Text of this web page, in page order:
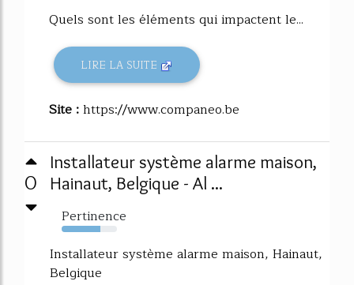
Quels sont les éléments qui impactent le...
LIRE LA SUITE
Site :https://www.companeo.be
0
Installateur système alarme maison,
Hainaut, Belgique - Al ...
Pertinence
70%
Installateur système alarme maison, Hainaut,
Belgique